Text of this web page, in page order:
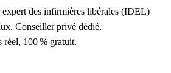
expert des infirmières libérales (IDEL)
Conseiller privé dédié,
réel, 100 % gratuit.